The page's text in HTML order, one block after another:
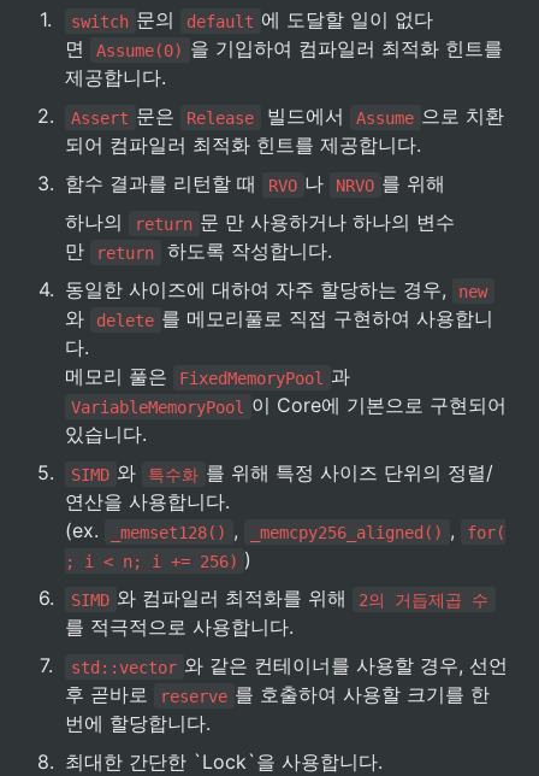
1. switch 문의 default 에 도달할 일이 없다
면
Assume(0) 을 기입하여 컴파일러 최적화 힌트를
제공합니다.
2. Assert 문은 Release 빌드에서 Assume 으로 치환
되어 컴파일러 최적화 힌트를 제공합니다.
3. 함수 결과를 리턴할 때 RVO 나 NRVO 를 위해
하나의
return 문 만 사용하거나 하나의 변수
만
return
하도록 작성합니다.
4. 동일한 사이즈에 대하여 자주 할당하는 경우, new
와 delete 를 메모리풀로 직접 구현하여 사용합니
다.
메모리 풀은
FixedMemoryPool 과
VariableMemoryPool
이 Core에 기본으로 구현되어
있습니다.
5. SIMD 와 특수화 를 위해 특정 사이즈 단위의 정렬/
연산을 사용합니다.
(ex.
_memset128() , _memcpy256_aligned() ,
for(
; i < n; i += 256) )
6. SIMD 와 컴파일러 최적화를 위해 2의 거듭제곱 수
를 적극적으로 사용합니다.
7. std::vector 와 같은 컨테이너를 사용할 경우, 선언
후 곧바로
reserve 를 호출하여 사용할 크기를 한
번에 할당합니다.
8. 최대한 간단한 `Lock`을 사용합니다.